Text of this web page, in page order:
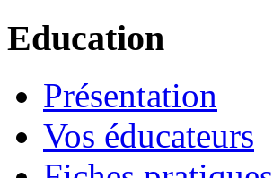
Education
Présentation
Vos éducateurs